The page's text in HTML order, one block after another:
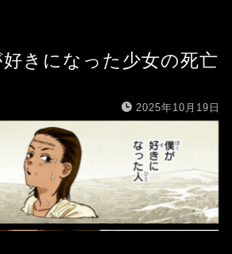
きになった少女の死亡
2025年10月19日